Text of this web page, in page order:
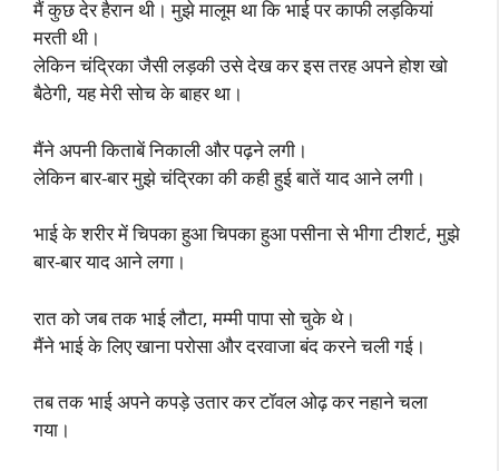
मैं कुछ देर हैरान थी। मुझे मालूम था कि भाई पर काफी लड़कियां
मरती थी।
लेकिन चंद्रिका जैसी लड़की उसे देख कर इस तरह अपने होश खो
बैठेगी, यह मेरी सोच के बाहर था।
मैंने अपनी किताबें निकाली और पढ़ने लगी।
लेकिन बार-बार मुझे चंद्रिका की कही हुई बातें याद आने लगी।
भाई के शरीर में चिपका हुआ चिपका हुआ पसीना से भीगा टीशर्ट, मुझे
बार-बार याद आने लगा।
रात को जब तक भाई लौटा, मम्मी पापा सो चुके थे।
मैंने भाई के लिए खाना परोसा और दरवाजा बंद करने चली गई।
तब तक भाई अपने कपड़े उतार कर टॉवल ओढ़ कर नहाने चला
गया।